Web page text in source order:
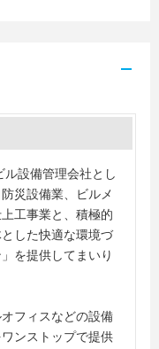
設備管理会社とし
災設備業、ビルメ
工事業と、積極的
した快適な環境づ
を提供してまいり
フィスなどの設備
ンストップで提供